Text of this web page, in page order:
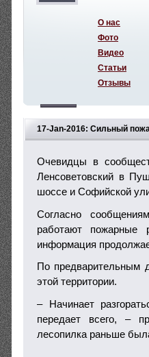
17-Jan-2016: Сильный
Очевидцы в
Ленсоветовский в
шоссе и Софийской
Согласно
работают пожарные
информация
По предварительным
этой территории.
– Начинает
передает всего, –
лесопилка раньше
О нас
Фото
Видео
Статьи
Отзывы